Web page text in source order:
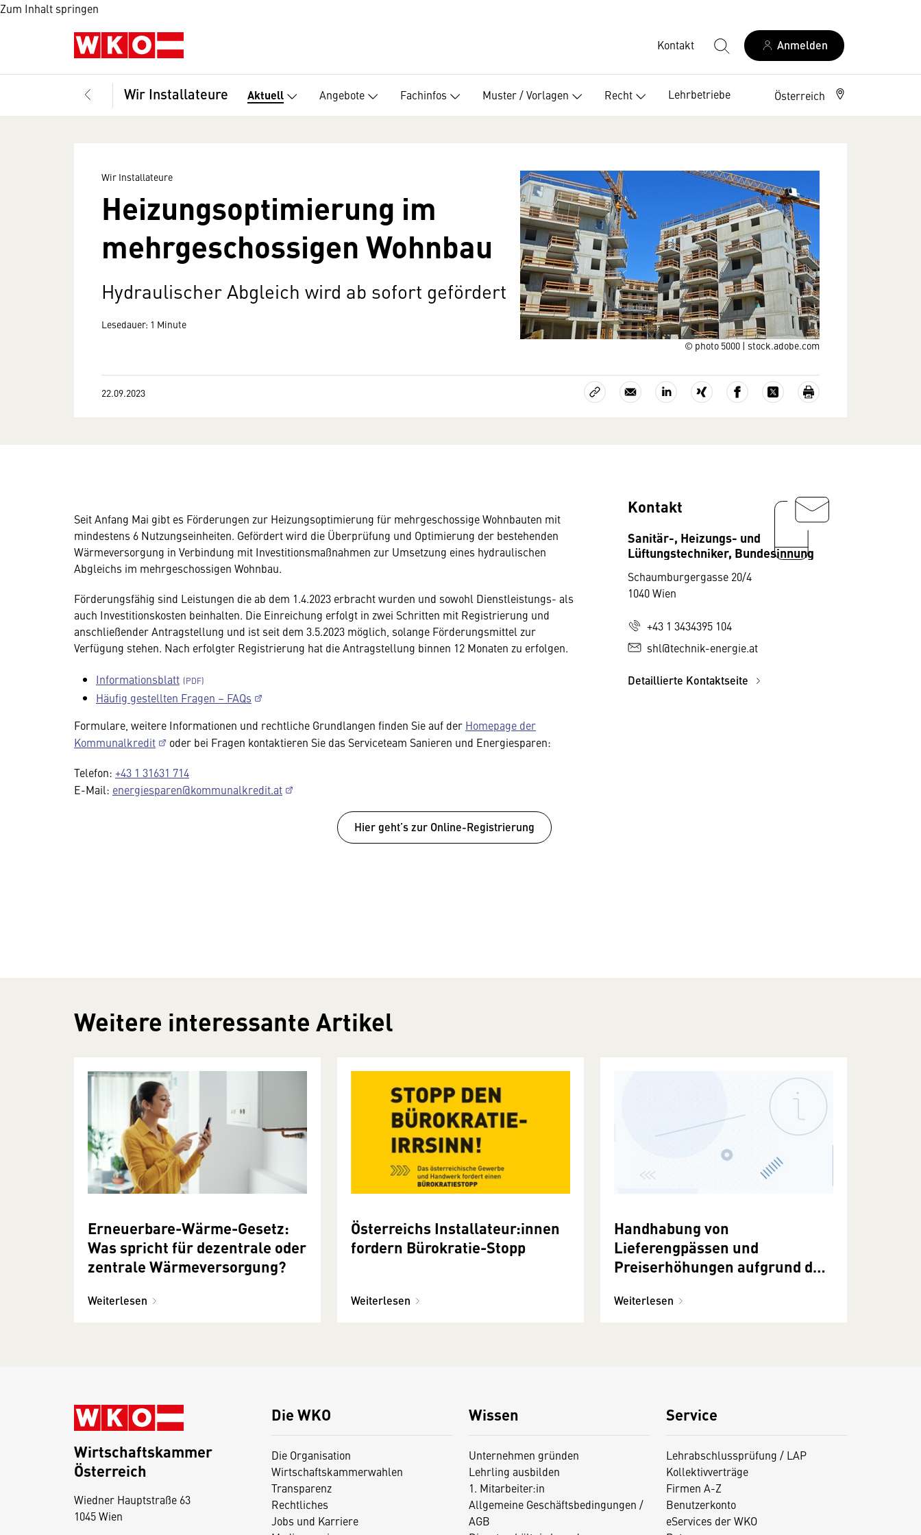
Zum Inhalt springen
Kontakt Anmelden
Wir Installateure Aktuell Angebote Fachinfos Muster / Vorlagen Recht Lehrbetriebe Österreich
© photo 5000 | stock.adobe.com
Wir Installateure
Heizungsoptimierung im
mehrgeschossigen Wohnbau
Hydraulischer Abgleich wird ab sofort gefördert
Lesedauer: 1 Minute
22.09.2023
Seit Anfang Mai gibt es Förderungen zur Heizungsoptimierung für mehrgeschossige Wohnbauten mit
mindestens 6 Nutzungseinheiten. Gefördert wird die Überprüfung und Optimierung der bestehenden
Wärmeversorgung in Verbindung mit Investitionsmaßnahmen zur Umsetzung eines hydraulischen
Abgleichs im mehrgeschossigen Wohnbau.
Förderungsfähig sind Leistungen die ab dem 1.4.2023 erbracht wurden und sowohl Dienstleistungs- als
auch Investitionskosten beinhalten. Die Einreichung erfolgt in zwei Schritten mit Registrierung und
anschließender Antragstellung und ist seit dem 3.5.2023 möglich, solange Förderungsmittel zur
Verfügung stehen. Nach erfolgter Registrierung hat die Antragstellung binnen 12 Monaten zu erfolgen.
Informationsblatt
Häufig gestellten Fragen – FAQs
Formulare, weitere Informationen und rechtliche Grundlangen finden Sie auf der Homepage der
Kommunalkredit
oder bei Fragen kontaktieren Sie das Serviceteam Sanieren und Energiesparen:
Telefon: +43 1 31631 714
E-Mail: energiesparen@kommunalkredit.at
Hier geht’s zur Online-Registrierung
Kontakt
Sanitär-, Heizungs- und
Lüftungstechniker, Bundesinnung
Schaumburgergasse 20/4
1040 Wien
+43 1 3434395 104
shl@technik-energie.at
Detaillierte Kontaktseite
Weitere interessante Artikel
Erneuerbare-Wärme-Gesetz:
Was spricht für dezentrale oder
zentrale Wärmeversorgung?
Weiterlesen
Österreichs Installateur:innen
fordern Bürokratie-Stopp
Weiterlesen
Handhabung von
Lieferengpässen und
Preiserhöhungen aufgrund des
vertraglichen Verpflichtungen
Weiterlesen
Die WKO
Die Organisation
Wirtschaftskammerwahlen
Transparenz
Rechtliches
Jobs und Karriere
Wissen
Unternehmen gründen
Lehrling ausbilden
1. Mitarbeiter:in
Allgemeine Geschäftsbedingungen /
AGB
Service
Lehrabschlussprüfung / LAP
Kollektivverträge
Firmen A-Z
Benutzerkonto
eServices der WKO
Wirtschaftskammer
Österreich
Wiedner Hauptstraße 63
1045 Wien